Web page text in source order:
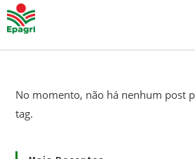
No momento, não há nenhum post
tag.